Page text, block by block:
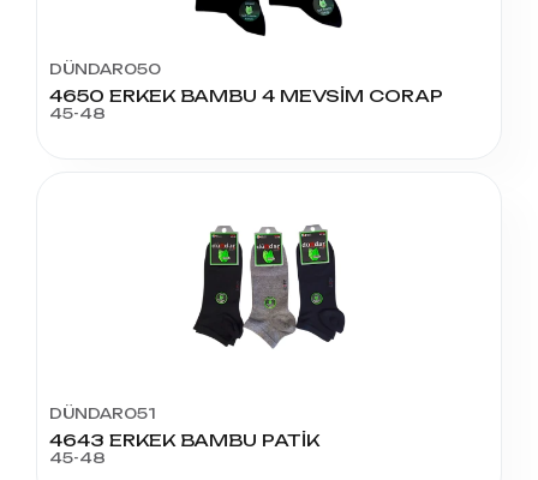
DÜNDAR050
4650 ERKEK BAMBU 4 MEVSİM CORAP
45-48
DÜNDAR051
4643 ERKEK BAMBU PATİK
45-48